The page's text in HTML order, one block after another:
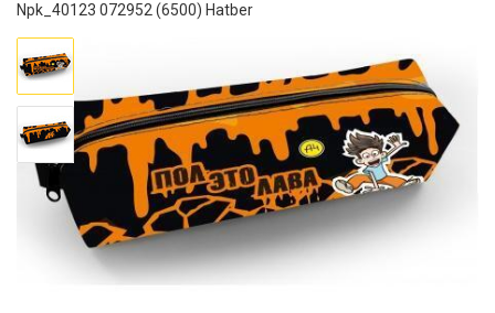
Npk_40123 072952 (6500) Hatber